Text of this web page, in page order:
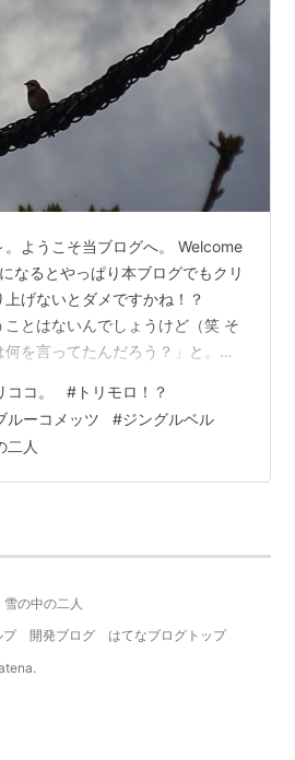
。ようこそ当ブログへ。 Welcome
なるとやっぱり本ブログでもクリ
げないとダメですかね！？
ことはないんでしょうけど（笑 そ
を言ってたんだろう？」と。
。 そして、バニーズの曲を紹介
。 それじゃぁ、今回はブルコメ
ずは定番楽曲なのですが、、、 ジ
・コメッツ／ジングル・ベルJingle
ココ。 # トリモロ！？
ルーコメッツ #ジングルベル
二人
雪の中の二人
プ 開発ブログ
はてなブログトップ